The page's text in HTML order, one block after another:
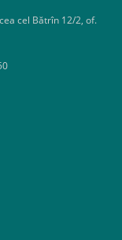
cel Bătrîn 12/2, of.